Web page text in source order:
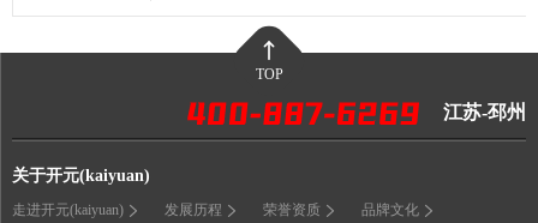
TOP
江苏-邳州
关于开元(kaiyuan)
走进开元(kaiyuan) 发展历程 荣誉资质 品牌文化